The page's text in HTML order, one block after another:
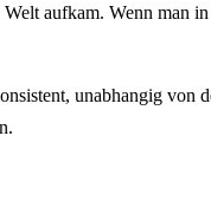
aufkam. Wenn man
unabhangig